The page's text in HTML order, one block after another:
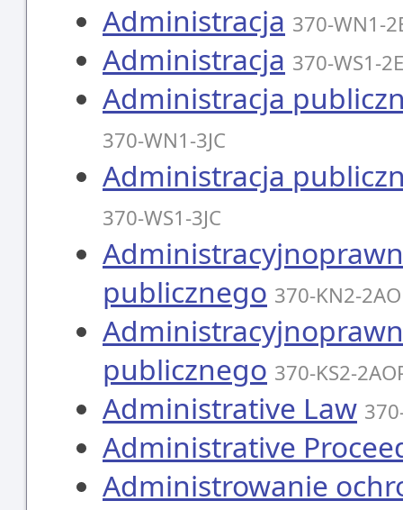
Administracja 370-WN1-
Administracja 370-WS1-
Administracja
370-WN1-3JC
Administracja
370-WS1-3JC
publicznego 370-KN2-
publicznego 370-KS2-
Administrative Law
Administrative
Administrowanie